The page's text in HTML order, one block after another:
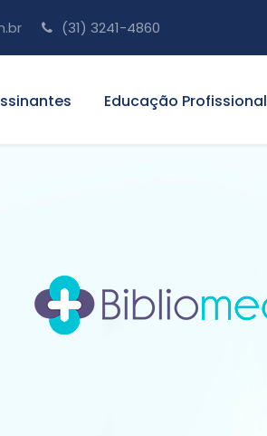
(31) 3241-4860
Educação Profissional